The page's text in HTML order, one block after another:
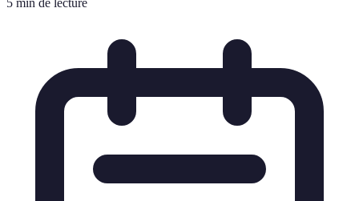
5 min de lecture